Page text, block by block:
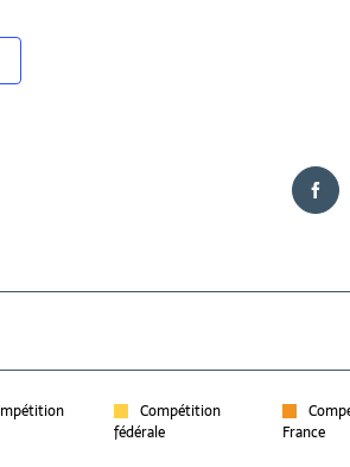
Compétition
fédérale
France